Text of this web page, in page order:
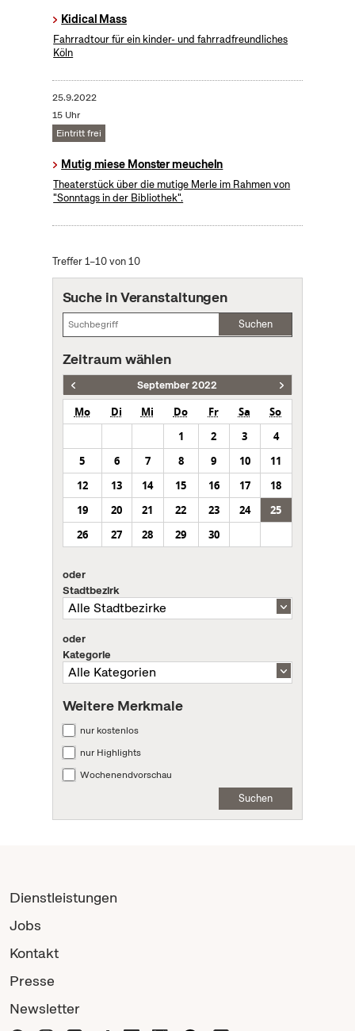
Kidical Mass
Fahrradtour für ein kinder- und fahrradfreundliches
Köln
25.9.2022
15 Uhr
Eintritt frei
Mutig miese Monster meucheln
Theaterstück über die mutige Merle im Rahmen von
"Sonntags in der Bibliothek".
Treffer 1–10 von 10
Suche in Veranstaltungen
Suchen
Zeitraum wählen
September 2022
Mo Di Mi Do Fr Sa
So
1
2 3
4
5
6 7 8 9 10
11
12
13 14 15 16 17
18
19
20 21 22 23 24
25
26
27 28 29 30
oder
Stadtbezirk
oder
Kategorie
Weitere Merkmale
nur kostenlos
nur Highlights
Wochenendvorschau
Suchen
Dienstleistungen
Jobs
Kontakt
Presse
Newsletter